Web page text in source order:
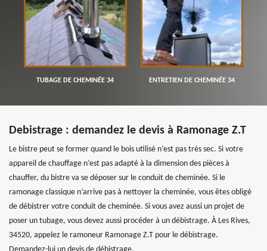
TUBAGE DE CHEMINÉE 34 ENTRETIEN DE CHEMINÉE 34
Debistrage : demandez le devis à Ramonage Z.T
Le bistre peut se former quand le bois utilisé n’est pas très sec. Si votre
appareil de chauffage n’est pas adapté à la dimension des pièces à
chauffer, du bistre va se déposer sur le conduit de cheminée. Si le
ramonage classique n’arrive pas à nettoyer la cheminée, vous êtes obligé
de débistrer votre conduit de cheminée. Si vous avez aussi un projet de
poser un tubage, vous devez aussi procéder à un débistrage. À Les Rives,
34520, appelez le ramoneur Ramonage Z.T pour le débistrage.